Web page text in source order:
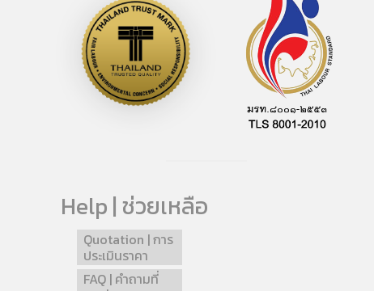
Help | ช่วยเหลือ
Quotation | การ
ประเมินราคา
FAQ | คำถามที่